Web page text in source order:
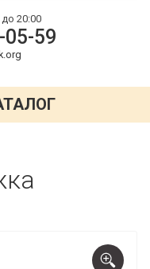
до 20:00
05-59